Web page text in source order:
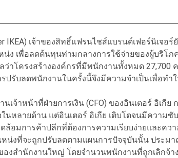
IKEA) เจ้าของสิทธิ์แฟรนไชส์แบรนด์เฟอร์นิเจอ
น่ง เพื่อลดต้นทุนท่ามกลางการใช้จ่ายของผู้บริโภ
ว่าโครงสร้างองค์กรที่มีพนักงานทั้งหมด 27,700
ปรับลดพนักงานในครั้งนี้จึงมีความจำเป็นเพื่อทำใ
นเจ้าหน้าที่ฝ่ายการเงิน (CFO) ของอินเตอร์ อิเกี
นหลายด้าน แต่อินเตอร์ อิเกีย เติบโตจนมีความ
อมการค้าปลีกที่ต้องการความเรียบง่ายและควา
หน่งที่จะถูกปรับลดตามแผนการปัจจุบันนั้น ประม
องสำนักงานใหญ่ โดยจำนวนพนักงานที่ถูกเลิกจ้